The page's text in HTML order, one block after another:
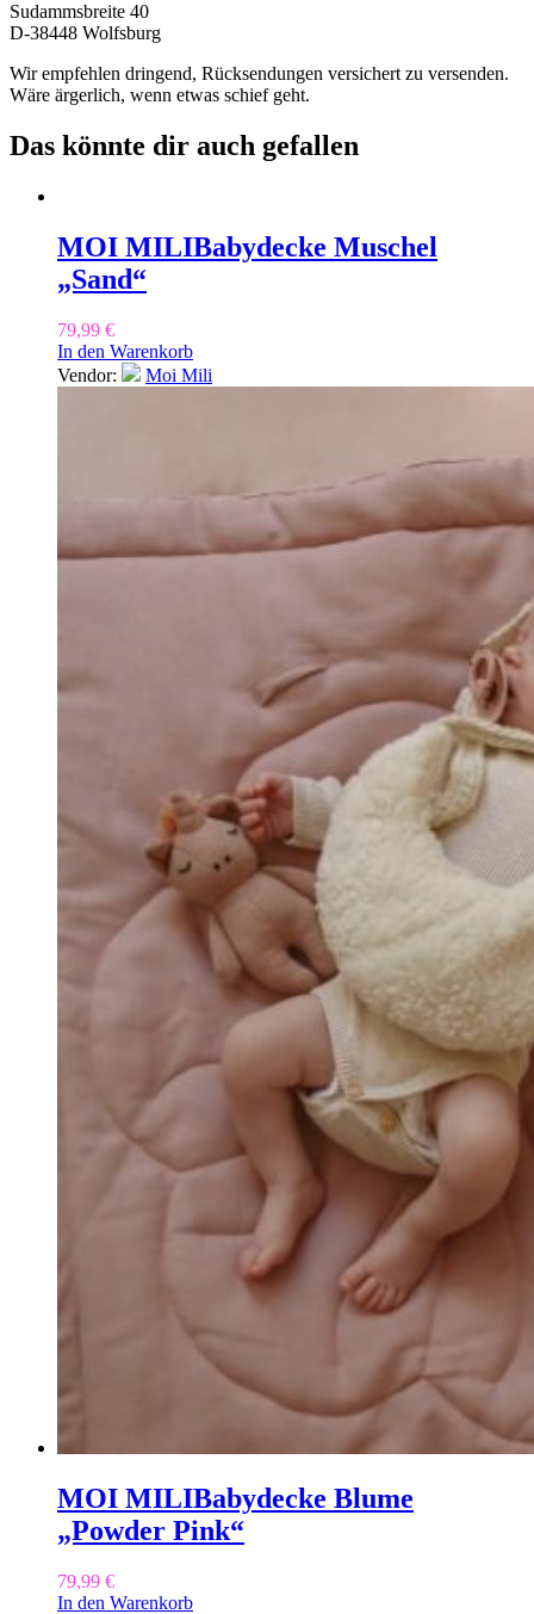
Sudammsbreite 40
D-38448 Wolfsburg
Wir empfehlen dringend, Rücksendungen versichert zu versenden.
Wäre ärgerlich, wenn etwas schief geht.
Das könnte dir auch gefallen
MOI MILIBabydecke Muschel
„Sand“
79,99 €
In den Warenkorb
Vendor:
Moi Mili
MOI MILIBabydecke Blume
„Powder Pink“
79,99 €
In den Warenkorb